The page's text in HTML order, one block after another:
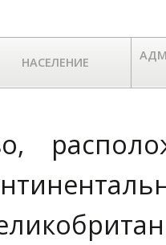
НАСЕЛЕНИЕ